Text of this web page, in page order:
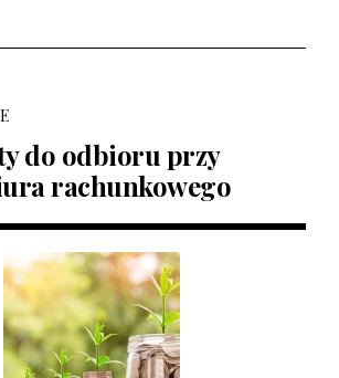
do odbioru przy
rachunkowego